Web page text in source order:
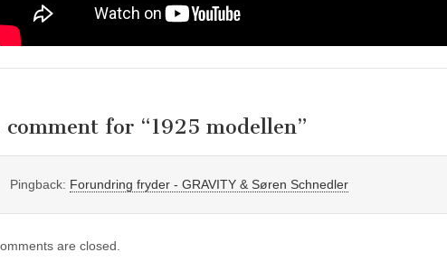
comment for “1925 modellen”
Pingback: Forundring fryder - GRAVITY & Søren Schnedler
are closed.